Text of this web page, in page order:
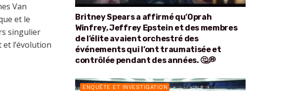
Van
et le
singulier
l’évolution
Britney Spears a affirmé qu’Oprah
Winfrey, Jeffrey Epstein et des membres
de l’élite avaient orchestré des
événements qui l’ont traumatisée et
contrôlée pendant des années. 🤔💭
ENQUÊTE ET INVESTIGATION